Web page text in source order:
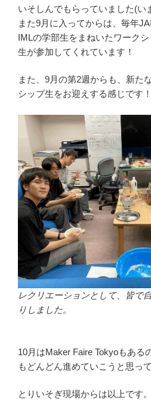
いそしんでもらっていました(い
また9月に入ってからは、毎年
IMLの学部生をまねいたワーク
生が参加してくれています！
また、9月の第2週からも、新た
シップ生をお迎えする感じです！
レクリエーションとして、皆で
りしました。
10月はMaker Faire Tokyoもある
もどんどん進めていこうと思って
とりいそぎ現場からは以上です。